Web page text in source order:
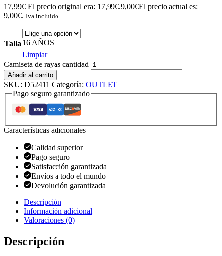
17,99€ El precio original era: 17,99€.9,00€El precio actual es:
9,00€. Iva incluido
Talla 16 AÑOS
Limpiar
Camiseta de rayas cantidad
Añadir al carrito
SKU: D52411 Categoría: OUTLET
Pago seguro garantizado
Características adicionales
Calidad superior
Pago seguro
Satisfacción garantizada
Envíos a todo el mundo
Devolución garantizada
Descripción
Información adicional
Valoraciones (0)
Descripción